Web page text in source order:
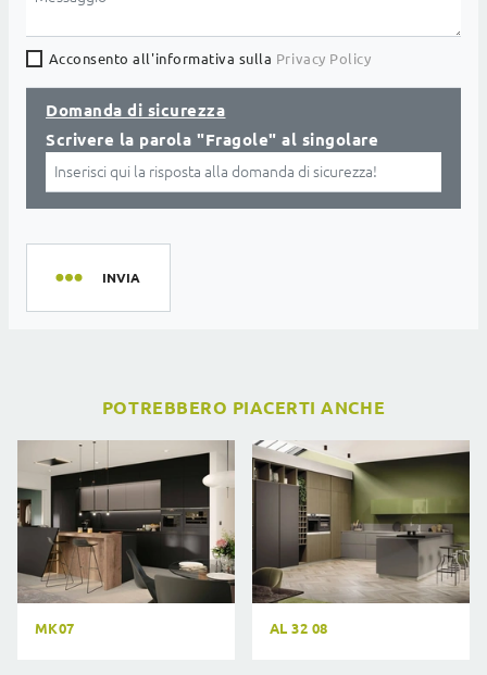
Acconsento all'informativa sulla Privacy Policy
Domanda di sicurezza
Scrivere la parola "Fragole" al singolare
INVIA
POTREBBERO PIACERTI ANCHE
MK07 AL 32 08